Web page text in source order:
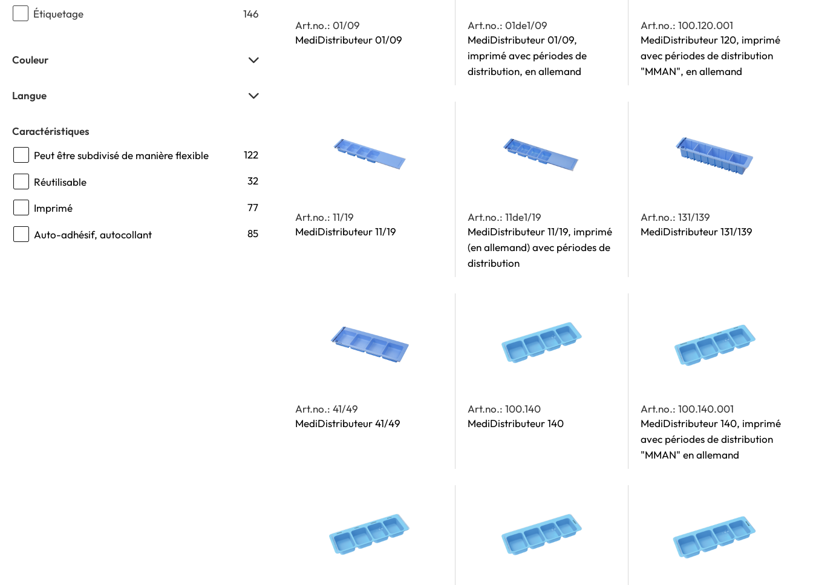
Étiquetage 146
Couleur
Langue
Caractéristiques
Peut être subdivisé de manière flexible
122
Réutilisable 32
Imprimé 77
Auto-adhésif, autocollant 85
Art.no.: 01/09
MediDistributeur 01/09
Art.no.: 01de1/09
MediDistributeur 01/09,
imprimé avec périodes de
distribution, en allemand
Art.no.: 100.120.001
MediDistributeur 120, imprimé
avec périodes de distribution
"MMAN", en allemand
Art.no.: 11/19
MediDistributeur 11/19
Art.no.: 11de1/19
MediDistributeur 11/19, imprimé
(en allemand) avec périodes de
distribution
Art.no.: 131/139
MediDistributeur 131/139
Art.no.: 41/49
MediDistributeur 41/49
Art.no.: 100.140
MediDistributeur 140
Art.no.: 100.140.001
MediDistributeur 140, imprimé
avec périodes de distribution
"MMAN" en allemand